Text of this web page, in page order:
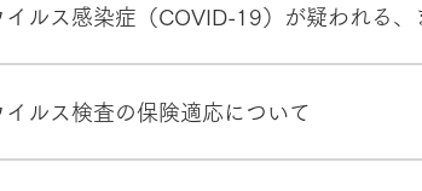
状のない方からの感染伝播も報告されていま
ルス感染症を疑う症状（発熱、せき、強いだ
ら診察するため、必ず受診される前に電話でご
ルス感染症（COVID-19）が疑われる
す。 指定感染症である新型コロナウイルス感
ルス検査の保険適応について